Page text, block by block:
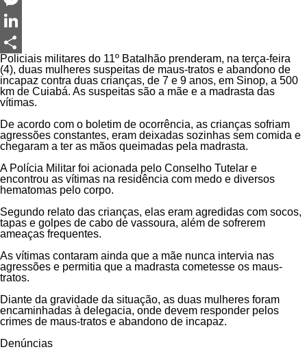
Messenger
LinkedIn
Share
Policiais militares do 11º Batalhão prenderam, na terça-feira
(4), duas mulheres suspeitas de maus-tratos e abandono de
incapaz contra duas crianças, de 7 e 9 anos, em Sinop, a 500
km de Cuiabá. As suspeitas são a mãe e a madrasta das
vítimas.
De acordo com o boletim de ocorrência, as crianças sofriam
agressões constantes, eram deixadas sozinhas sem comida e
chegaram a ter as mãos queimadas pela madrasta.
A Polícia Militar foi acionada pelo Conselho Tutelar e
encontrou as vítimas na residência com medo e diversos
hematomas pelo corpo.
Segundo relato das crianças, elas eram agredidas com socos,
tapas e golpes de cabo de vassoura, além de sofrerem
ameaças frequentes.
As vítimas contaram ainda que a mãe nunca intervia nas
agressões e permitia que a madrasta cometesse os maus-
tratos.
Diante da gravidade da situação, as duas mulheres foram
encaminhadas à delegacia, onde devem responder pelos
crimes de maus-tratos e abandono de incapaz.
Denúncias